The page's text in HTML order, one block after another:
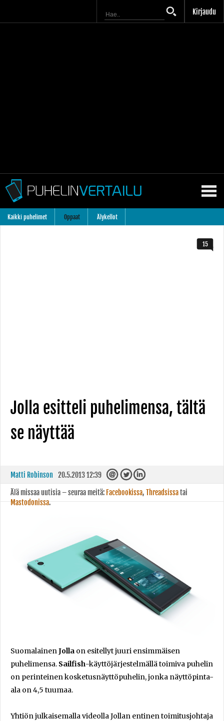
Kirjaudu
Kaikki puhelimet Oppaat Älykellot
Jolla esitteli puhelimensa, tältä
se näyttää
15
Matti Robinson 20.5.2013 12:39
Älä missaa uutisia – seuraa meitä: Facebookissa, Threadsissatai
Mastodonissa.
Suomalainen Jolla on esitellyt juuri ensimmäisen
puhelimensa. Sailfish-käyttöjärjestelmällä toimiva puhelin
on perinteinen kosketusnäyttöpuhelin, jonka näyttöpinta-
ala on 4,5 tuumaa.
Yhtiön julkaisemalla videolla Jollan entinen toimitusjohtaja